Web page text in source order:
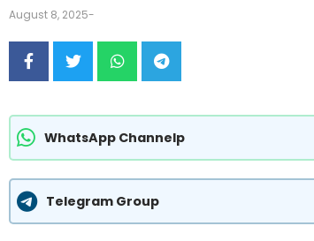
August 8, 2025-
WhatsApp Channelp
Telegram Group